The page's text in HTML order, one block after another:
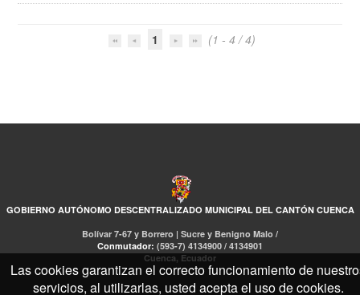
1 (1 - 4 / 4)
GOBIERNO AUTÓNOMO DESCENTRALIZADO MUNICIPAL DEL CANTÓN CUENCA
Bolívar 7-67 y Borrero | Sucre y Benigno Malo /
Conmutador: (593-7) 4134900 / 4134901
Cuenca, Ecuador
Las cookies garantizan el correcto funcionamiento de
servicios, al utilizarlas, usted acepta el uso de cookies.